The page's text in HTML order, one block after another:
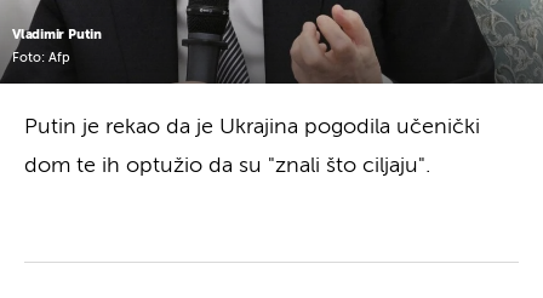
Vladimir Putin
Foto: Afp
Putin je rekao da je Ukrajina pogodila učenički
dom te ih optužio da su "znali što ciljaju".